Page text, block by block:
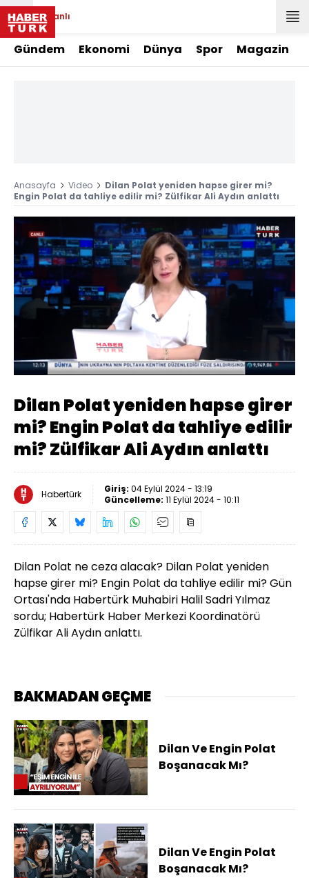
Canlı
Gündem Ekonomi Dünya Spor Magazin
Anasayfa Video
Dilan Polat yeniden hapse girer mi?
Engin Polat da tahliye edilir mi? Zülfikar Ali Aydın anlattı
Sesi
Aç
Oynatma
Hızı
Dilan Polat yeniden hapse girer
mi? Engin Polat da tahliye edilir
mi? Zülfikar Ali Aydın anlattı
Habertürk Giriş: 04 Eylül 2024 - 13:19
Güncelleme: 11 Eylül 2024 - 10:11
Dilan Polat ne ceza alacak? Dilan Polat yeniden
hapse girer mi? Engin Polat da tahliye edilir mi? Gün
Ortası'nda Habertürk Muhabiri Halil Sadri Yılmaz
sordu; Habertürk Haber Merkezi Koordinatörü
Zülfikar Ali Aydın anlattı.
BAKMADAN GEÇME
Dilan Ve Engin Polat
Boşanacak Mı?
Dilan Ve Engin Polat
Boşanacak Mı?